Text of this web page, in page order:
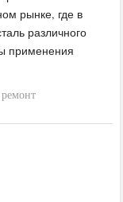
рынке, где в
различного
применения